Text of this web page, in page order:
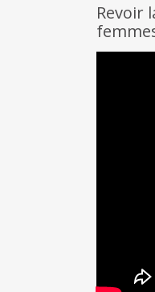
Revoir